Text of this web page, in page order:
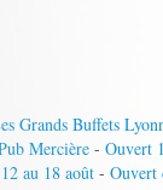
Grands Buffets
Mercière - Ouvert
au 18 août - Ouvert